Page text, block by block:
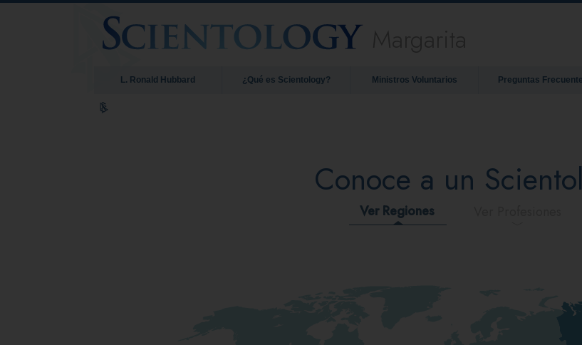
L. Ronald Hubbard ¿Qué es Scientology? Ministros Voluntarios Preguntas
Conoce a un
Ver Regiones